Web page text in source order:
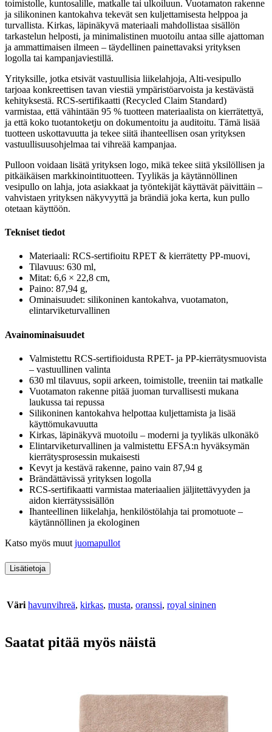
toimistolle, kuntosalille, matkalle tai ulkoiluun. Vuotamaton rakenne
ja silikoninen kantokahva tekevät sen kuljettamisesta helppoa ja
turvallista. Kirkas, läpinäkyvä materiaali mahdollistaa sisällön
tarkastelun helposti, ja minimalistinen muotoilu antaa sille ajattoman
ja ammattimaisen ilmeen – täydellinen painettavaksi yrityksen
logolla tai kampanjaviestillä.
Yrityksille, jotka etsivät vastuullisia liikelahjoja, Alti-vesipullo
tarjoaa konkreettisen tavan viestiä ympäristöarvoista ja kestävästä
kehityksestä. RCS-sertifikaatti (Recycled Claim Standard)
varmistaa, että vähintään 95 % tuotteen materiaalista on kierrätettyä,
ja että koko tuotantoketju on dokumentoitu ja auditoitu. Tämä lisää
tuotteen uskottavuutta ja tekee siitä ihanteellisen osan yrityksen
vastuullisuusohjelmaa tai vihreää kampanjaa.
Pulloon voidaan lisätä yrityksen logo, mikä tekee siitä yksilöllisen ja
pitkäikäisen markkinointituotteen. Tyylikäs ja käytännöllinen
vesipullo on lahja, jota asiakkaat ja työntekijät käyttävät päivittäin –
vahvistaen yrityksen näkyvyyttä ja brändiä joka kerta, kun pullo
otetaan käyttöön.
Tekniset tiedot
Materiaali: RCS-sertifioitu RPET & kierrätetty PP-muovi,
Tilavuus: 630 ml,
Mitat: 6,6 × 22,8 cm,
Paino: 87,94 g,
Ominaisuudet: silikoninen kantokahva, vuotamaton,
elintarviketurvallinen
Avainominaisuudet
Valmistettu RCS-sertifioidusta RPET- ja PP-kierrätysmuovista
– vastuullinen valinta
630 ml tilavuus, sopii arkeen, toimistolle, treeniin tai matkalle
Vuotamaton rakenne pitää juoman turvallisesti mukana
laukussa tai repussa
Silikoninen kantokahva helpottaa kuljettamista ja lisää
käyttömukavuutta
Kirkas, läpinäkyvä muotoilu – moderni ja tyylikäs ulkonäkö
Elintarviketurvallinen ja valmistettu EFSA:n hyväksymän
kierrätysprosessin mukaisesti
Kevyt ja kestävä rakenne, paino vain 87,94 g
Brändättävissä yrityksen logolla
RCS-sertifikaatti varmistaa materiaalien jäljitettävyyden ja
aidon kierrätyssisällön
Ihanteellinen liikelahja, henkilöstölahja tai promotuote –
käytännöllinen ja ekologinen
Katso myös muut juomapullot
Lisätietoja
Väri havunvihreä, kirkas, musta, oranssi, royal sininen
Saatat pitää myös näistä